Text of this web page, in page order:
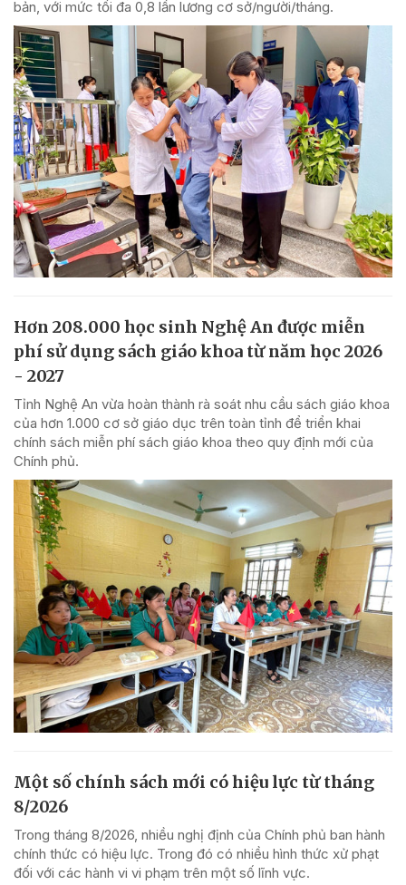
bản, với mức tối đa 0,8 lần lương cơ sở/người/tháng.
Hơn 208.000 học sinh Nghệ An được miễn
phí sử dụng sách giáo khoa từ năm học 2026
- 2027
Tỉnh Nghệ An vừa hoàn thành rà soát nhu cầu sách giáo khoa
của hơn 1.000 cơ sở giáo dục trên toàn tỉnh để triển khai
chính sách miễn phí sách giáo khoa theo quy định mới của
Chính phủ.
Một số chính sách mới có hiệu lực từ tháng
8/2026
Trong tháng 8/2026, nhiều nghị định của Chính phủ ban hành
chính thức có hiệu lực. Trong đó có nhiều hình thức xử phạt
đối với các hành vi vi phạm trên một số lĩnh vực.